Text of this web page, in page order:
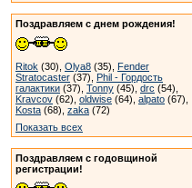
Поздравляем с днем рождения!
Ritok (30), Olya8 (35), Fender
Stratocaster (37), Phil - Гордость
галактики (37), Tonny (45), drc (54),
Kravcov (62), oldwise (64), alpato (67),
Kosta (68), zaka (72)
Показать всех
Поздравляем с годовщиной
регистрации!